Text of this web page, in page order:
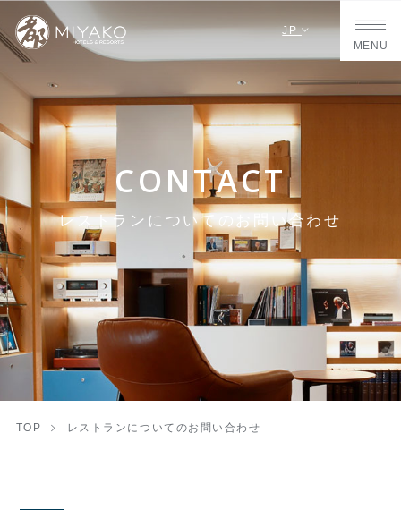
JP
MENU
CONTACT
レストランについてのお問い合わせ
TOP レストランについてのお問い合わせ